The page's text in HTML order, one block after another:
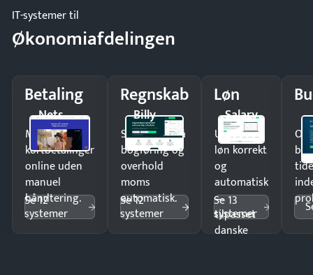
IT-systemer til
Økonomiafdelingen
Betaling
Nets
Modtag
kortbetalinger
online uden
manuel
håndtering.
Se 12
systemer
Regnskab
Billy
Spar timer på
bogføring og
overhold
moms
automatisk.
Se 12
systemer
Løn
Salary
Udbetal
løn korrekt
og
automatisk
—
tilpasset
danske
Se 13
systemer